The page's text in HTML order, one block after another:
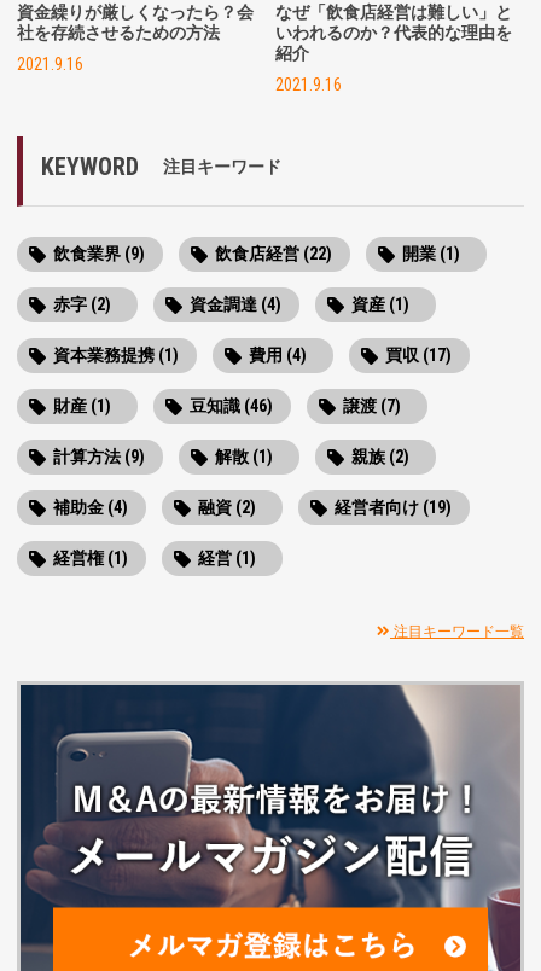
資金繰りが厳しくなったら？会
社を存続させるための方法
2021.9.16
なぜ「飲食店経営は難しい」と
いわれるのか？代表的な理由を
紹介
2021.9.16
KEYWORD 注目キーワード
飲食業界 (9) 飲食店経営 (22) 開業 (1)
赤字 (2) 資金調達 (4) 資産 (1)
資本業務提携 (1) 費用 (4) 買収 (17)
財産 (1) 豆知識 (46) 譲渡 (7)
計算方法 (9) 解散 (1) 親族 (2)
補助金 (4) 融資 (2) 経営者向け (19)
経営権 (1) 経営 (1)
注目キーワード一覧